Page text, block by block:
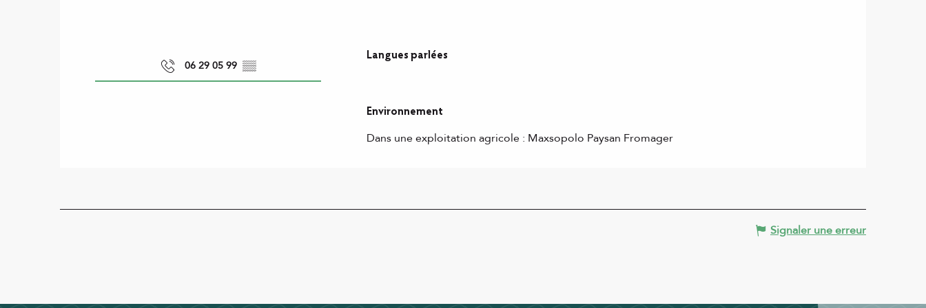
06 29 05 99 ▒▒
Langues parlées
Langues parlées
Environnement
Environnement
Dans une exploitation agricole : Maxsopolo Paysan Fromager
Signaler une erreur